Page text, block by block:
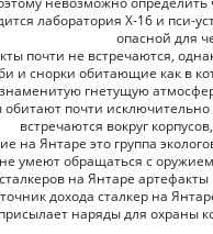
лаборатория X-16 и пси-
опасной для
почти не встречаются,
и снорки обитающие как в
гнетущую
обитают почти
встречаются вокруг
Янтаре это группа
умеют обращаться с
на Янтаре
дохода сталкер на
присылает наряды для